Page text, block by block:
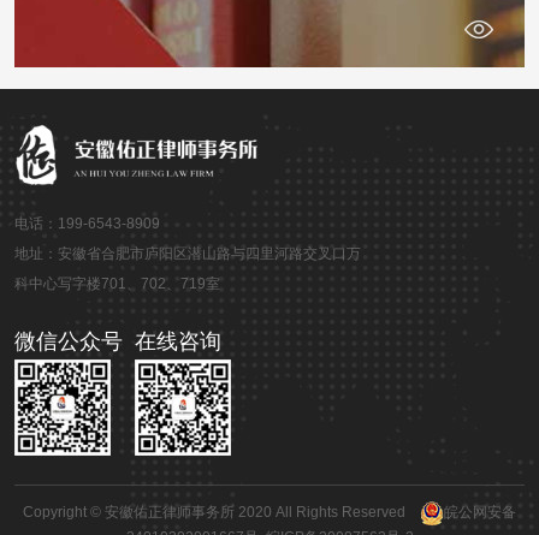
电话：199-6543-8909
地址：安徽省合肥市庐阳区潜山路与四里河路交叉口万
科中心写字楼701、702、719室
微信公众号 在线咨询
Copyright © 安徽佑正律师事务所 2020 All Rights Reserved
皖公网安备